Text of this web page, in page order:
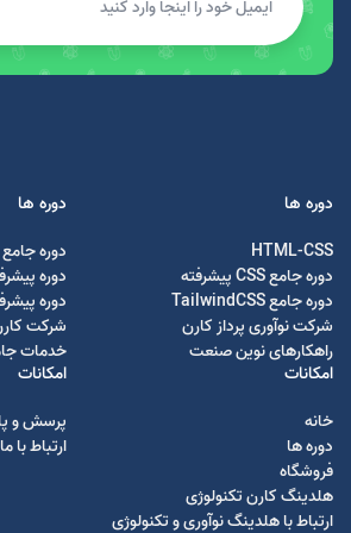
دوره ها
HTML-CSS
دوره جامع CSS پیشرفته
دوره جامع TailwindCSS
شرکت نوآوری پرداز کارن
راهکارهای نوین صنعت
دوره ها
دوره
دوره
دوره
شرکت
خدمات
امکانات
خانه
دوره ها
فروشگاه
هلدینگ کارن تکنولوژی
ارتباط با هلدینگ نوآوری و تکنولوژی
امکانات
پرسش و
ارتباط با ما